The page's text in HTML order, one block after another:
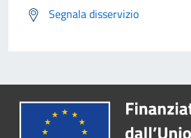
Segnala disservizio